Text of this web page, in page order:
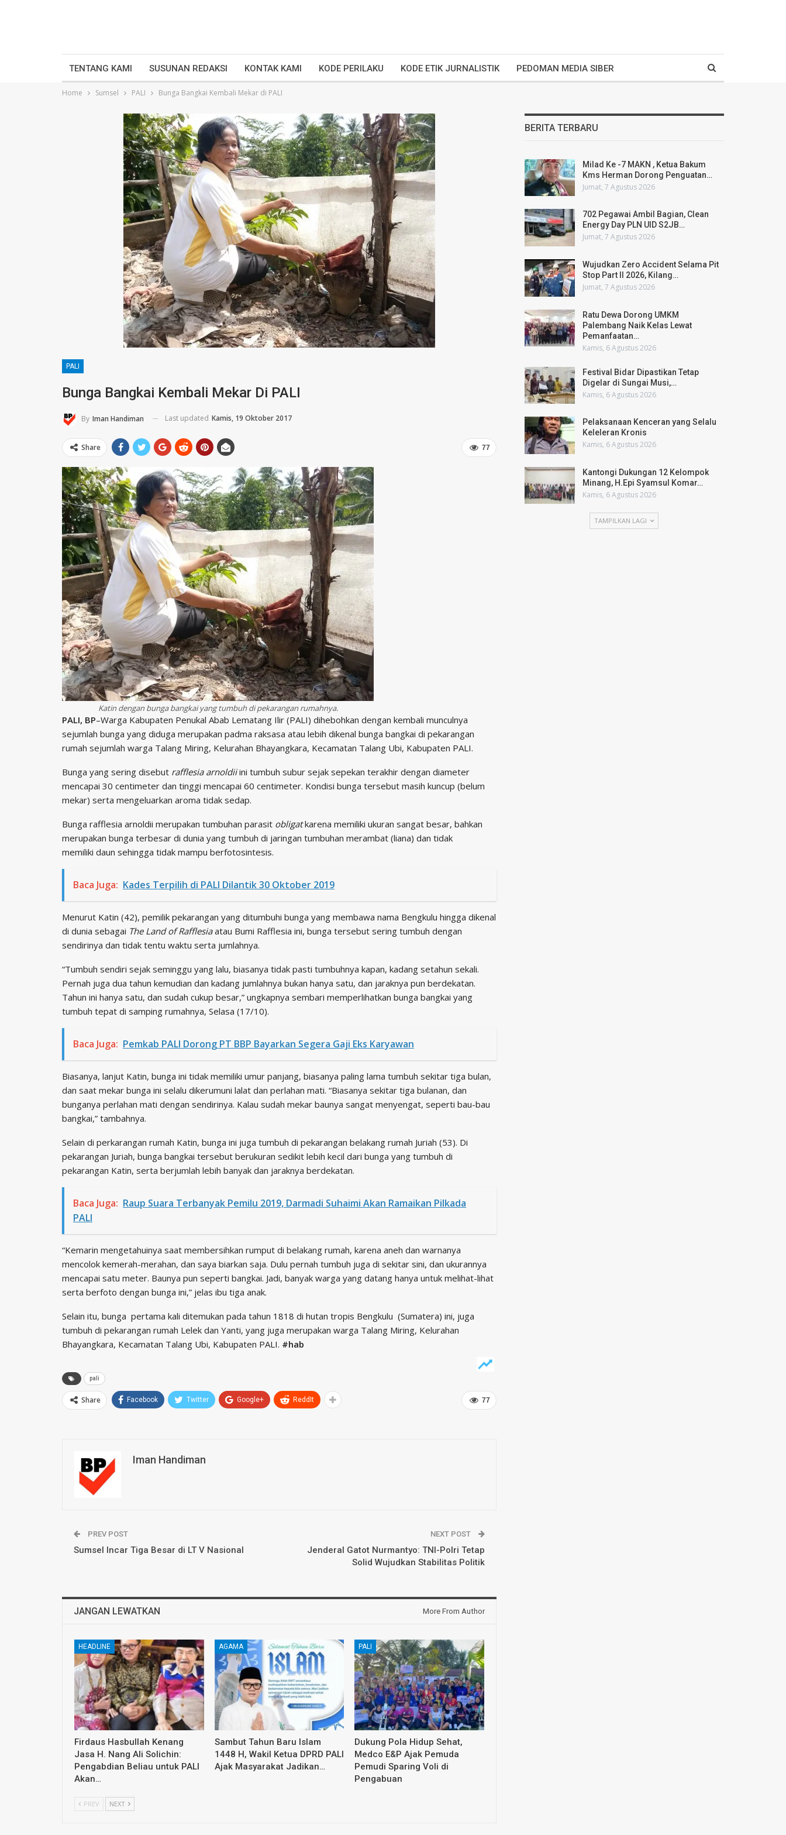
TENTANG KAMI SUSUNAN REDAKSI KONTAK KAMI KODE PERILAKU KODE ETIK JURNALISTIK PEDOMAN MEDIA SIBER
Home Sumsel PALI Bunga Bangkai Kembali Mekar di PALI
PALI
Bunga Bangkai Kembali Mekar Di PALI
By Iman Handiman Last updated Kamis, 19 Oktober 2017
77
Share
Katin dengan bunga bangkai yang tumbuh di pekarangan rumahnya.
PALI, BP–Warga Kabupaten Penukal Abab Lematang Ilir (PALI) dihebohkan dengan kembali munculnya
sejumlah bunga yang diduga merupakan padma raksasa atau lebih dikenal bunga bangkai di pekarangan
rumah sejumlah warga Talang Miring, Kelurahan Bhayangkara, Kecamatan Talang Ubi, Kabupaten PALI.
Bunga yang sering disebut rafflesia arnoldiiini tumbuh subur sejak sepekan terakhir dengan diameter
mencapai 30 centimeter dan tinggi mencapai 60 centimeter. Kondisi bunga tersebut masih kuncup (belum
mekar) serta mengeluarkan aroma tidak sedap.
Bunga rafflesia arnoldii merupakan tumbuhan parasit obligatkarena memiliki ukuran sangat besar, bahkan
merupakan bunga terbesar di dunia yang tumbuh di jaringan tumbuhan merambat (liana) dan tidak
memiliki daun sehingga tidak mampu berfotosintesis.
Baca Juga: Kades Terpilih di PALI Dilantik 30 Oktober 2019
Menurut Katin (42), pemilik pekarangan yang ditumbuhi bunga yang membawa nama Bengkulu hingga dikenal
di dunia sebagai The Land of Rafflesiaatau Bumi Rafflesia ini, bunga tersebut sering tumbuh dengan
sendirinya dan tidak tentu waktu serta jumlahnya.
“Tumbuh sendiri sejak seminggu yang lalu, biasanya tidak pasti tumbuhnya kapan, kadang setahun sekali.
Pernah juga dua tahun kemudian dan kadang jumlahnya bukan hanya satu, dan jaraknya pun berdekatan.
Tahun ini hanya satu, dan sudah cukup besar,” ungkapnya sembari memperlihatkan bunga bangkai yang
tumbuh tepat di samping rumahnya, Selasa (17/10).
Baca Juga: Pemkab PALI Dorong PT BBP Bayarkan Segera Gaji Eks Karyawan
Biasanya, lanjut Katin, bunga ini tidak memiliki umur panjang, biasanya paling lama tumbuh sekitar tiga bulan,
dan saat mekar bunga ini selalu dikerumuni lalat dan perlahan mati. “Biasanya sekitar tiga bulanan, dan
bunganya perlahan mati dengan sendirinya. Kalau sudah mekar baunya sangat menyengat, seperti bau-bau
bangkai,” tambahnya.
Selain di perkarangan rumah Katin, bunga ini juga tumbuh di pekarangan belakang rumah Juriah (53). Di
pekarangan Juriah, bunga bangkai tersebut berukuran sedikit lebih kecil dari bunga yang tumbuh di
pekarangan Katin, serta berjumlah lebih banyak dan jaraknya berdekatan.
Baca Juga: Raup Suara Terbanyak Pemilu 2019, Darmadi Suhaimi Akan Ramaikan Pilkada
PALI
“Kemarin mengetahuinya saat membersihkan rumput di belakang rumah, karena aneh dan warnanya
mencolok kemerah-merahan, dan saya biarkan saja. Dulu pernah tumbuh juga di sekitar sini, dan ukurannya
mencapai satu meter. Baunya pun seperti bangkai. Jadi, banyak warga yang datang hanya untuk melihat-lihat
serta berfoto dengan bunga ini,” jelas ibu tiga anak.
Selain itu, bunga pertama kali ditemukan pada tahun 1818 di hutan tropis Bengkulu (Sumatera) ini, juga
tumbuh di pekarangan rumah Lelek dan Yanti, yang juga merupakan warga Talang Miring, Kelurahan
Bhayangkara, Kecamatan Talang Ubi, Kabupaten PALI. #hab
pali
77
Share Facebook Twitter Google+ ReddIt
Iman Handiman
PREV POST
Sumsel Incar Tiga Besar di LT V Nasional
NEXT POST
Jenderal Gatot Nurmantyo: TNI-Polri Tetap
Solid Wujudkan Stabilitas Politik
JANGAN LEWATKAN More From Author
HEADLINE
Firdaus Hasbullah Kenang
Jasa H. Nang Ali Solichin:
Pengabdian Beliau untuk PALI
Akan…
AGAMA
Sambut Tahun Baru Islam
1448 H, Wakil Ketua DPRD PALI
Ajak Masyarakat Jadikan…
PALI
Dukung Pola Hidup Sehat,
Medco E&P Ajak Pemuda
Pemudi Sparing Voli di
Pengabuan
PREV NEXT
BERITA TERBARU
Milad Ke -7 MAKN , Ketua Bakum
Kms Herman Dorong Penguatan…
Jumat, 7 Agustus 2026
702 Pegawai Ambil Bagian, Clean
Energy Day PLN UID S2JB…
Jumat, 7 Agustus 2026
Wujudkan Zero Accident Selama Pit
Stop Part II 2026, Kilang…
Jumat, 7 Agustus 2026
Ratu Dewa Dorong UMKM
Palembang Naik Kelas Lewat
Pemanfaatan…
Kamis, 6 Agustus 2026
Festival Bidar Dipastikan Tetap
Digelar di Sungai Musi,…
Kamis, 6 Agustus 2026
Pelaksanaan Kenceran yang Selalu
Keleleran Kronis
Kamis, 6 Agustus 2026
Kantongi Dukungan 12 Kelompok
Minang, H.Epi Syamsul Komar…
Kamis, 6 Agustus 2026
TAMPILKAN LAGI